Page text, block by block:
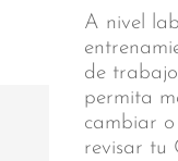
A nivel
de
permita
cambiar
revisar tu